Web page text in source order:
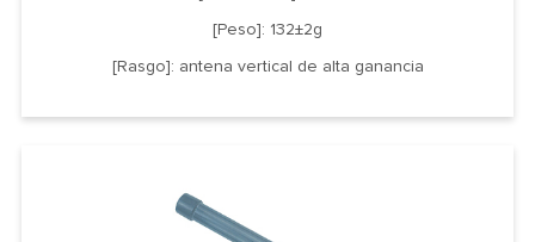
[Peso]: 132±2g
[Rasgo]: antena vertical de alta ganancia